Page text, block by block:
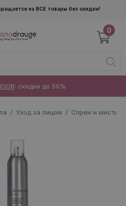
Skip to main content
на ВСЕ товары без скидки!
0
: скидки до 50%
Уход за лицом Спреи и мисты